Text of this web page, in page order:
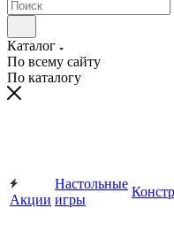
Каталог
По всему сайту
По каталогу
Акции
Настольные
игры